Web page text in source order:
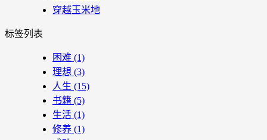
穿越玉米地
标签列表
困难 (1)
理想 (3)
人生 (15)
书籍 (5)
生活 (1)
修养 (1)